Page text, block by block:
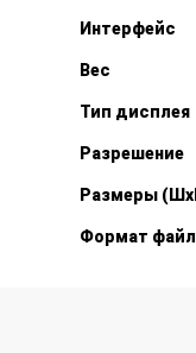
Интерфейс
Вес
Тип дисплея
Разрешение
Размеры
Формат